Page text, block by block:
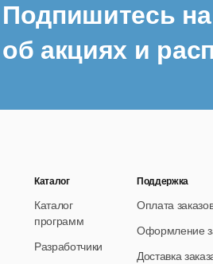
Подпишитесь
об акциях и
Каталог
Каталог
программ
Разработчики
Поддержка
Оплата
Оформление
Доставка